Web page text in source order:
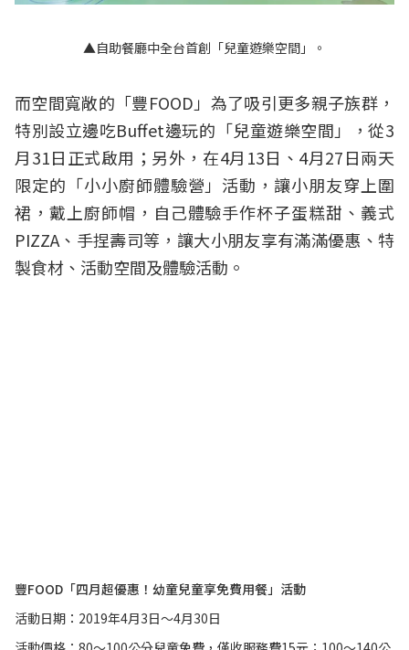
▲自助餐廳中全台首創「兒童遊樂空間」。
而空間寬敞的「豐FOOD」為了吸引更多親子族群，
特別設立邊吃Buffet邊玩的「兒童遊樂空間」，從3
月31日正式啟用；另外，在4月13日、4月27日兩天
限定的「小小廚師體驗營」活動，讓小朋友穿上圍
裙，戴上廚師帽，自己體驗手作杯子蛋糕甜、義式
PIZZA、手捏壽司等，讓大小朋友享有滿滿優惠、特
製食材、活動空間及體驗活動。
豐FOOD「四月超優惠！幼童兒童享免費用餐」活動
活動日期：2019年4月3日～4月30日